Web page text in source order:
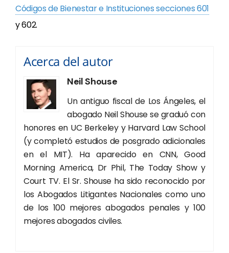
Códigos de Bienestar e Instituciones secciones 601
y 602.
Acerca del autor
Neil Shouse
Un antiguo fiscal de Los Ángeles, el
abogado Neil Shouse se graduó con
honores en UC Berkeley y Harvard Law School
(y completó estudios de posgrado adicionales
en el MIT). Ha aparecido en CNN, Good
Morning America, Dr Phil, The Today Show y
Court TV. El Sr. Shouse ha sido reconocido por
los Abogados Litigantes Nacionales como uno
de los 100 mejores abogados penales y 100
mejores abogados civiles.